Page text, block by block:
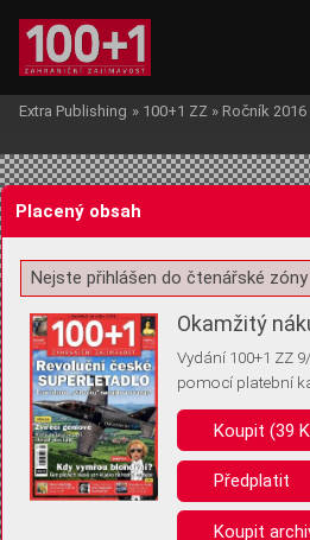
Žádost o souhlas s ukládáním
Pro základní fungování webu
(tzv. cookies apod.). Rádi bychom vás
uložením volitelných informací:
Anonymní unikátní ID
Extra Publishing » 100+1 ZZ » Ročník 2016
Placený obsah
Nejste přihlášen do čtenářské zóny
Okamžitý
Vydání 100+1 ZZ
pomocí platební
Koupit (39
Předplatit
Koupit